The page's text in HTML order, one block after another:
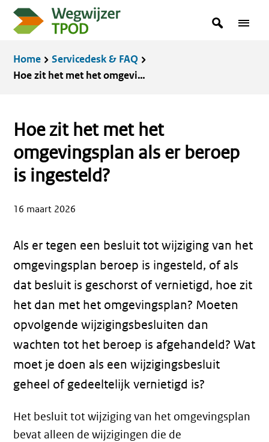
Overslaan
inhoud
zoekterm
in
Zoeken Menu
Kruimelpad
Home
Servicedesk & FAQ
Hoe zit het met het omgevingsplan als er beroep is ingesteld?
Hoe zit het met het
omgevingsplan als er beroep
is ingesteld?
16 maart 2026
Als er tegen een besluit tot wijziging van het
omgevingsplan beroep is ingesteld, of als
dat besluit is geschorst of vernietigd, hoe zit
het dan met het omgevingsplan? Moeten
opvolgende wijzigingsbesluiten dan
wachten tot het beroep is afgehandeld? Wat
moet je doen als een wijzigingsbesluit
geheel of gedeeltelijk vernietigd is?
Het besluit tot wijziging van het omgevingsplan
bevat alleen de wijzigingen die de